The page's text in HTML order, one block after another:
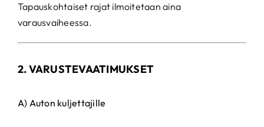
Tapauskohtaiset rajat ilmoitetaan aina
varausvaiheessa.
2. VARUSTEVAATIMUKSET
A) Auton kuljettajille